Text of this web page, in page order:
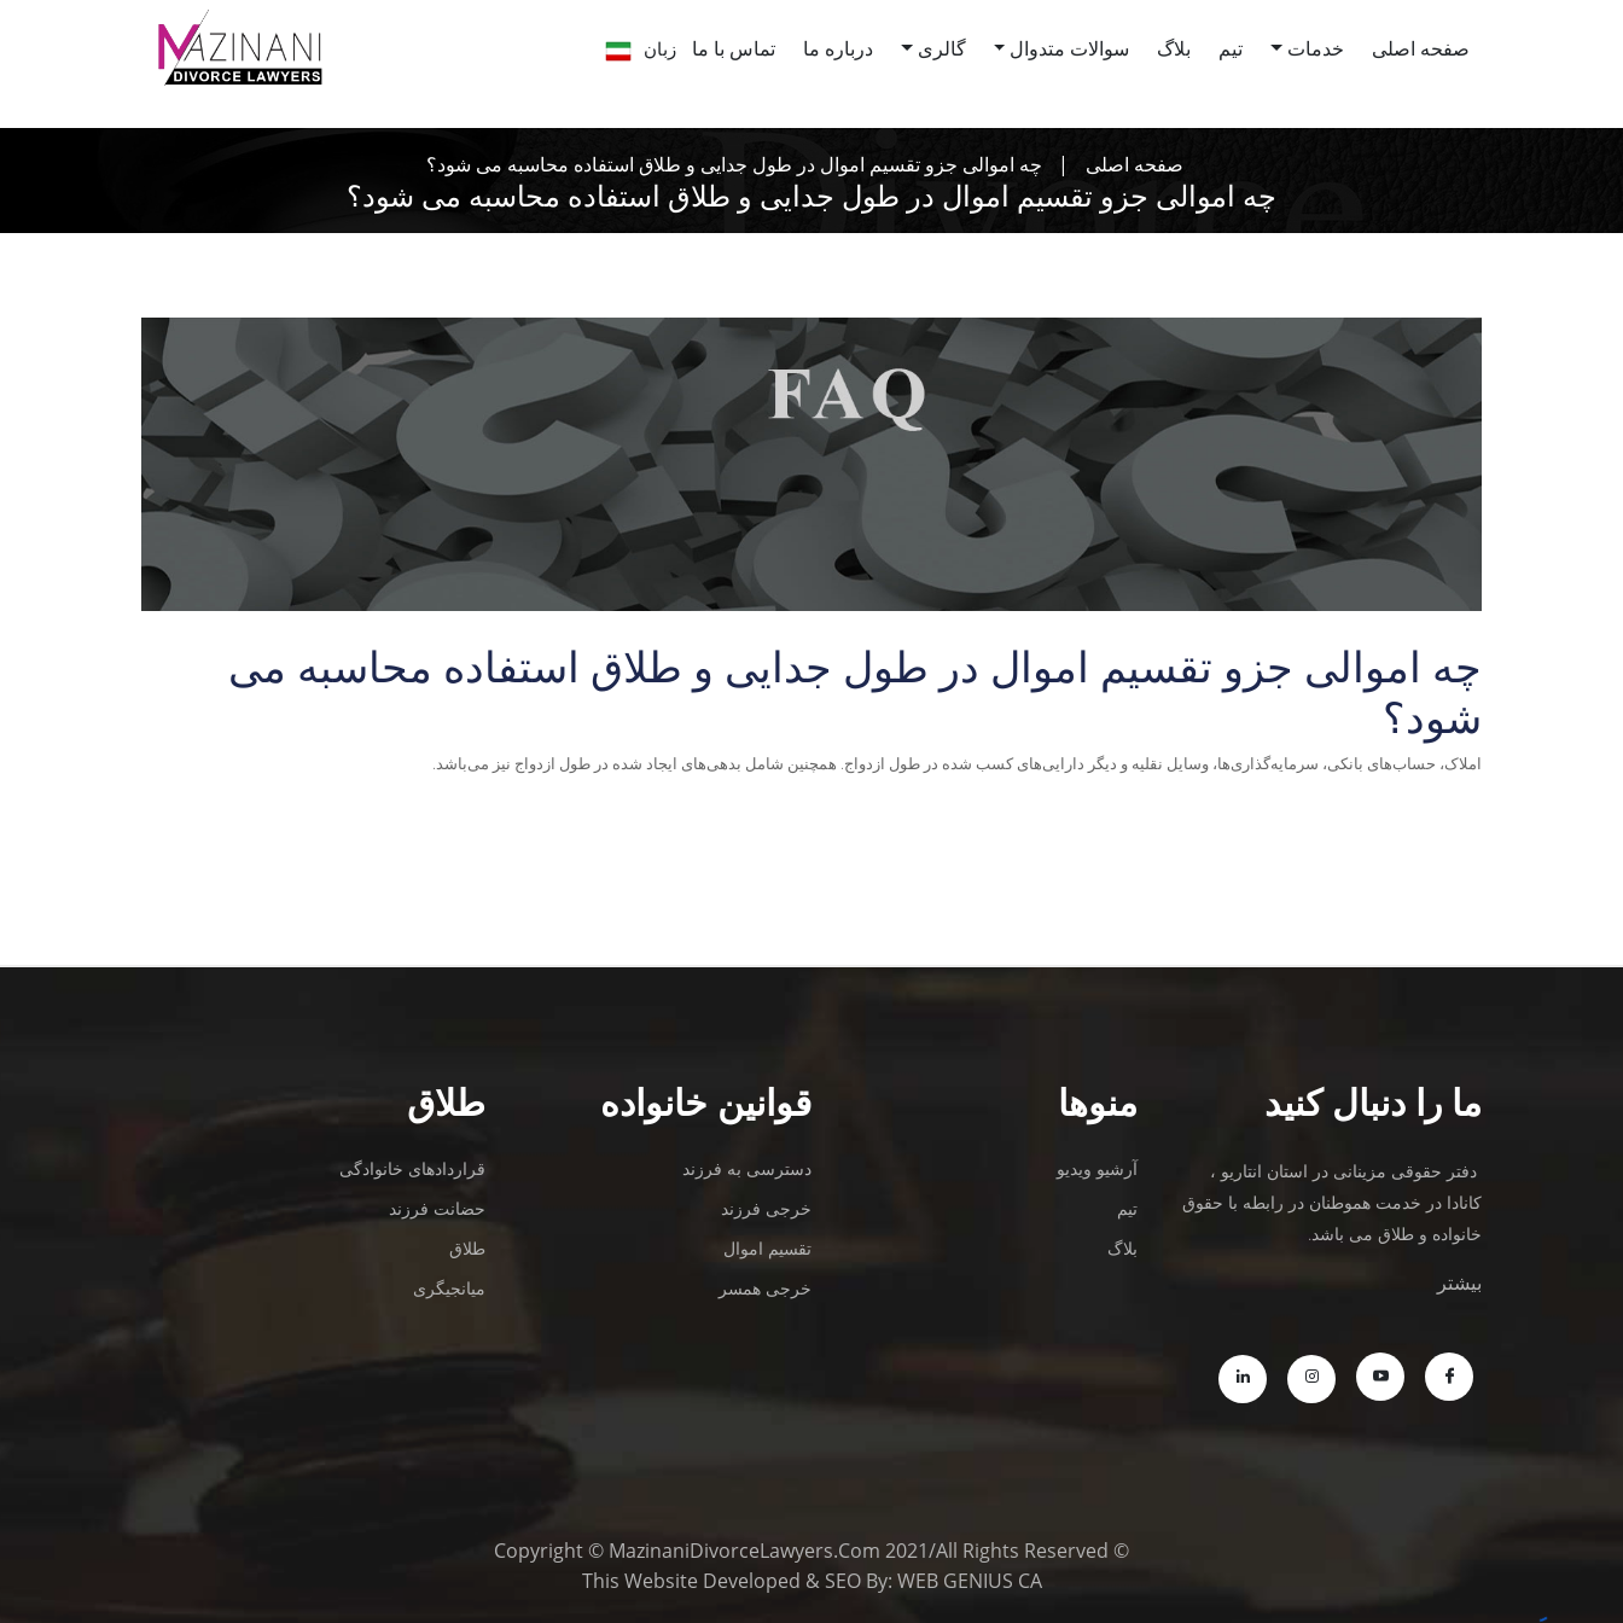
صفحه اصلی خدمات تیم بلاگ سوالات متدوال گالری درباره ما تماس با ما زبان
صفحه اصلی چه اموالی جزو تقسیم اموال در طول جدایی و طلاق استفاده محاسبه می شود؟
چه اموالی جزو تقسیم اموال در طول جدایی و طلاق استفاده محاسبه می شود؟
چه اموالی جزو تقسیم اموال در طول جدایی و طلاق استفاده محاسبه می
شود؟
املاک، حساب‌های بانکی، سرمایه‌گذاری‌ها، وسایل نقلیه و دیگر دارایی‌های کسب شده در طول ازدواج. همچنین شامل بدهی‌های ایجاد شده در طول ازدواج نیز می‌باشد.
ما را دنبال کنید
دفتر حقوقی مزینانی در استان انتاریو ،
کانادا در خدمت هموطنان در رابطه با حقوق
خانواده و طلاق می باشد.
بیشتر
منوها
آرشیو ویدیو
تیم
بلاگ
قوانین خانواده
دسترسی به فرزند
خرجی فرزند
تقسیم اموال
خرجی همسر
طلاق
قراردادهای خانوادگی
حضانت فرزند
طلاق
میانجیگری
© Copyright © MazinaniDivorceLawyers.com 2021/All Rights Reserved
This Website Developed & SEOBy: WEB GENIUS CA